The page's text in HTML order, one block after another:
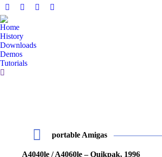
Facebook
page
opens
in
new
window
YouTube
opens
in
new
window
Whatsapp
E-
Home
History
Downloads
Demos
Tutorials
Search:
portable Amigas
A4040le / A4060le – Quikpak, 1996